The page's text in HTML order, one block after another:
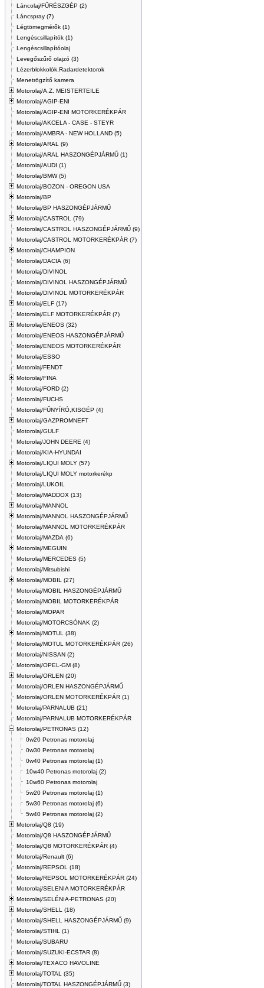
Láncolaj/FŰRÉSZGÉP (2)
Láncspray (7)
Légtömegmérők (1)
Lengéscsillapítók (1)
Lengéscsillapítóolaj
Levegőszűrő olajzó (3)
Lézerblokkolók,Radardetektorok
Menetrögzítő kamera
Motorolaj/A.Z. MEISTERTEILE
Motorolaj/AGIP-ENI
Motorolaj/AGIP-ENI MOTORKERÉKPÁR
Motorolaj/AKCELA - CASE - STEYR
Motorolaj/AMBRA - NEW HOLLAND (5)
Motorolaj/ARAL (9)
Motorolaj/ARAL HASZONGÉPJÁRMŰ (1)
Motorolaj/AUDI (1)
Motorolaj/BMW (5)
Motorolaj/BOZON - OREGON USA
Motorolaj/BP
Motorolaj/BP HASZONGÉPJÁRMŰ
Motorolaj/CASTROL (79)
Motorolaj/CASTROL HASZONGÉPJÁRMŰ (9)
Motorolaj/CASTROL MOTORKERÉKPÁR (7)
Motorolaj/CHAMPION
Motorolaj/DACIA (6)
Motorolaj/DIVINOL
Motorolaj/DIVINOL HASZONGÉPJÁRMŰ
Motorolaj/DIVINOL MOTORKERÉKPÁR
Motorolaj/ELF (17)
Motorolaj/ELF MOTORKERÉKPÁR (7)
Motorolaj/ENEOS (32)
Motorolaj/ENEOS HASZONGÉPJÁRMŰ
Motorolaj/ENEOS MOTORKERÉKPÁR
Motorolaj/ESSO
Motorolaj/FENDT
Motorolaj/FINA
Motorolaj/FORD (2)
Motorolaj/FUCHS
Motorolaj/FŰNYÍRÓ,KISGÉP (4)
Motorolaj/GAZPROMNEFT
Motorolaj/GULF
Motorolaj/JOHN DEERE (4)
Motorolaj/KIA-HYUNDAI
Motorolaj/LIQUI MOLY (57)
Motorolaj/LIQUI MOLY motorkerékp
Motorolaj/LUKOIL
Motorolaj/MADDOX (13)
Motorolaj/MANNOL
Motorolaj/MANNOL HASZONGÉPJÁRMŰ
Motorolaj/MANNOL MOTORKERÉKPÁR
Motorolaj/MAZDA (6)
Motorolaj/MEGUIN
Motorolaj/MERCEDES (5)
Motorolaj/Mitsubishi
Motorolaj/MOBIL (27)
Motorolaj/MOBIL HASZONGÉPJÁRMŰ
Motorolaj/MOBIL MOTORKERÉKPÁR
Motorolaj/MOPAR
Motorolaj/MOTORCSÓNAK (2)
Motorolaj/MOTUL (38)
Motorolaj/MOTUL MOTORKERÉKPÁR (26)
Motorolaj/NISSAN (2)
Motorolaj/OPEL-GM (8)
Motorolaj/ORLEN (20)
Motorolaj/ORLEN HASZONGÉPJÁRMŰ
Motorolaj/ORLEN MOTORKERÉKPÁR (1)
Motorolaj/PARNALUB (21)
Motorolaj/PARNALUB MOTORKERÉKPÁR
Motorolaj/PETRONAS (12)
0w20 Petronas motorolaj
0w30 Petronas motorolaj
0w40 Petronas motorolaj (1)
10w40 Petronas motorolaj (2)
10w60 Petronas motorolaj
5w20 Petronas motorolaj (1)
5w30 Petronas motorolaj (6)
5w40 Petronas motorolaj (2)
Motorolaj/Q8 (19)
Motorolaj/Q8 HASZONGÉPJÁRMŰ
Motorolaj/Q8 MOTORKERÉKPÁR (4)
Motorolaj/Renault (6)
Motorolaj/REPSOL (18)
Motorolaj/REPSOL MOTORKERÉKPÁR (24)
Motorolaj/SELENIA MOTORKERÉKPÁR
Motorolaj/SELÉNIA-PETRONAS (20)
Motorolaj/SHELL (18)
Motorolaj/SHELL HASZONGÉPJÁRMŰ (9)
Motorolaj/STIHL (1)
Motorolaj/SUBARU
Motorolaj/SUZUKI-ECSTAR (8)
Motorolaj/TEXACO HAVOLINE
Motorolaj/TOTAL (35)
Motorolaj/TOTAL HASZONGÉPJÁRMŰ (3)